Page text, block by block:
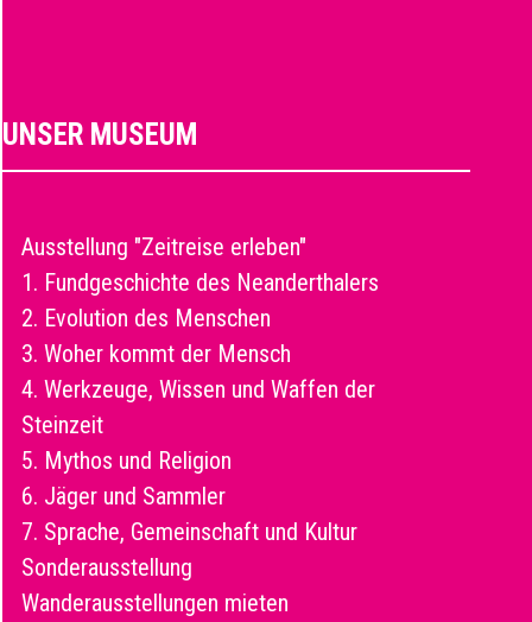
UNSER MUSEUM
Ausstellung "Zeitreise erleben"
1. Fundgeschichte des Neanderthalers
2. Evolution des Menschen
3. Woher kommt der Mensch
4. Werkzeuge, Wissen und Waffen der
Steinzeit
5. Mythos und Religion
6. Jäger und Sammler
7. Sprache, Gemeinschaft und Kultur
Sonderausstellung
Wanderausstellungen mieten